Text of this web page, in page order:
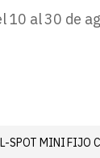
al 30 de
SPOT MINI FIJO